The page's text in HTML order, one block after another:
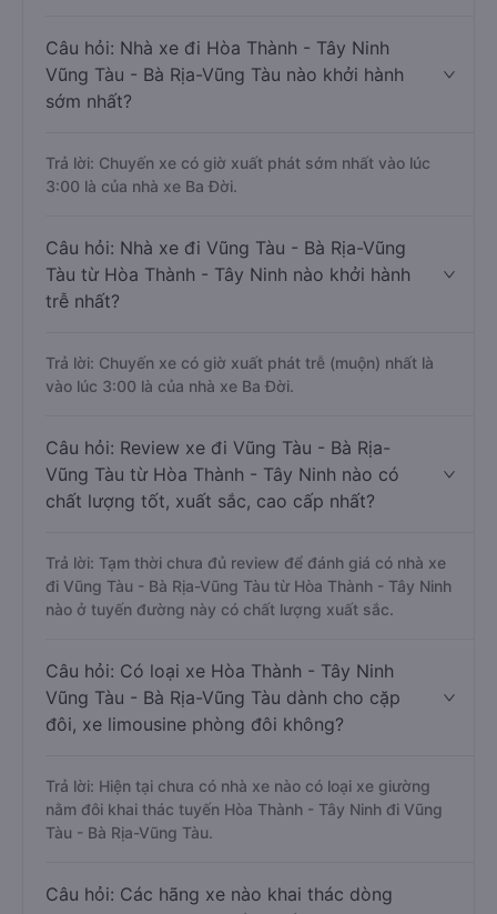
Câu hỏi: Nhà xe đi Hòa Thành - Tây Ninh
Vũng Tàu - Bà Rịa-Vũng Tàu nào khởi hành
sớm nhất?
Trả lời: Chuyến xe có giờ xuất phát sớm nhất vào lúc
3:00 là của nhà xe Ba Đời.
Câu hỏi: Nhà xe đi Vũng Tàu - Bà Rịa-Vũng
Tàu từ Hòa Thành - Tây Ninh nào khởi hành
trễ nhất?
Trả lời: Chuyến xe có giờ xuất phát trễ (muộn) nhất là
vào lúc 3:00 là của nhà xe Ba Đời.
Câu hỏi: Review xe đi Vũng Tàu - Bà Rịa-
Vũng Tàu từ Hòa Thành - Tây Ninh nào có
chất lượng tốt, xuất sắc, cao cấp nhất?
Trả lời: Tạm thời chưa đủ review để đánh giá có nhà xe
đi Vũng Tàu - Bà Rịa-Vũng Tàu từ Hòa Thành - Tây Ninh
nào ở tuyến đường này có chất lượng xuất sắc.
Câu hỏi: Có loại xe Hòa Thành - Tây Ninh
Vũng Tàu - Bà Rịa-Vũng Tàu dành cho cặp
đôi, xe limousine phòng đôi không?
Trả lời: Hiện tại chưa có nhà xe nào có loại xe giường
nằm đôi khai thác tuyến Hòa Thành - Tây Ninh đi Vũng
Tàu - Bà Rịa-Vũng Tàu.
Câu hỏi: Các hãng xe nào khai thác dòng